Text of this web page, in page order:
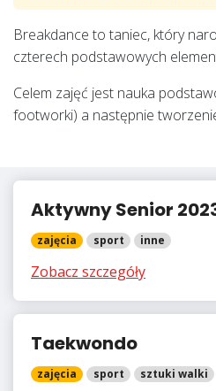
Breakdance to taniec, który
czterech podstawowych
Celem zajęć jest nauka
footworki) a następnie
Aktywny Senior
zajęcia sport inne
Zobacz szczegóły
Taekwondo
zajęcia sport sztuki walki